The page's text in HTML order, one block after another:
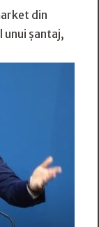
din
unui șantaj,